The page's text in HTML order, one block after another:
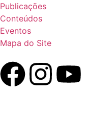
Publicações
Conteúdos
Eventos
Mapa do Site